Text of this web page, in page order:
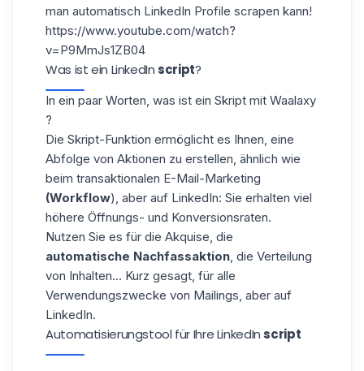
man automatisch LinkedIn Profile scrapen kann!
https://www.youtube.com/watch?
v=P9MmJs1ZB04
Was ist ein LinkedIn script?
In ein paar Worten, was ist ein Skript mit Waalaxy
?
Die Skript-Funktion ermöglicht es Ihnen, eine
Abfolge von Aktionen zu erstellen, ähnlich wie
beim transaktionalen E-Mail-Marketing
(Workflow), aber auf LinkedIn: Sie erhalten viel
höhere Öffnungs- und Konversionsraten.
Nutzen Sie es für die Akquise, die
automatische Nachfassaktion, die Verteilung
von Inhalten... Kurz gesagt, für alle
Verwendungszwecke von Mailings, aber auf
LinkedIn.
Automatisierungstool für Ihre LinkedIn script